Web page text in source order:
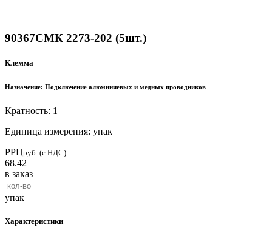
90367СМК 2273-202 (5шт.)
Клемма
Назначение: Подключение алюминиевых и медных проводников
Кратность: 1
Единица измерения: упак
РРЦруб. (с НДС)
68.42
в заказ
упак
Характеристики